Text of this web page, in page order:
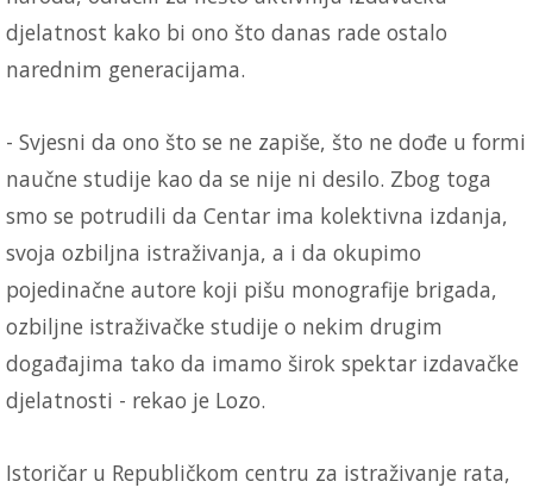
djelatnost kako bi ono što danas rade ostalo
narednim generacijama.
- Svjesni da ono što se ne zapiše, što ne dođe u formi
naučne studije kao da se nije ni desilo. Zbog toga
smo se potrudili da Centar ima kolektivna izdanja,
svoja ozbiljna istraživanja, a i da okupimo
pojedinačne autore koji pišu monografije brigada,
ozbiljne istraživačke studije o nekim drugim
događajima tako da imamo širok spektar izdavačke
djelatnosti - rekao je Lozo.
Istoričar u Republičkom centru za istraživanje rata,